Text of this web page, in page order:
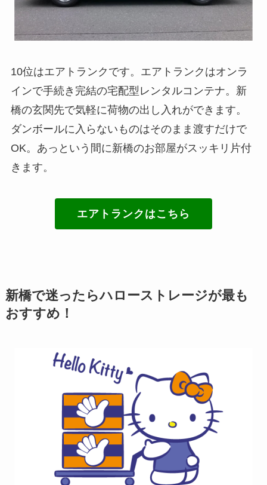
10位はエアトランクです。エアトランクはオンラ
インで手続き完結の宅配型レンタルコンテナ。新
橋の玄関先で気軽に荷物の出し入れができます。
ダンボールに入らないものはそのまま渡すだけで
OK。あっという間に新橋のお部屋がスッキリ片付
きます。
エアトランクはこちら
新橋で迷ったらハローストレージが最も
おすすめ！